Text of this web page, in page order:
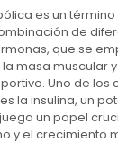
es un
de
que se
masa muscular
Uno de los
la insulina, un
un papel
y el crecimiento